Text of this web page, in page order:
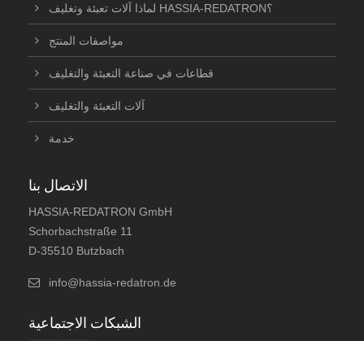
مواصفات المنتج
قطاعات في صناعة التعبئة والتغليف
آلات التعبئة والتغليف
خدمة
الاتصال بنا
HASSIA-REDATRON GmbH
Schorbachstraße 11
D-35510 Butzbach
info@hassia-redatron.de
الشبكات الاجتماعية